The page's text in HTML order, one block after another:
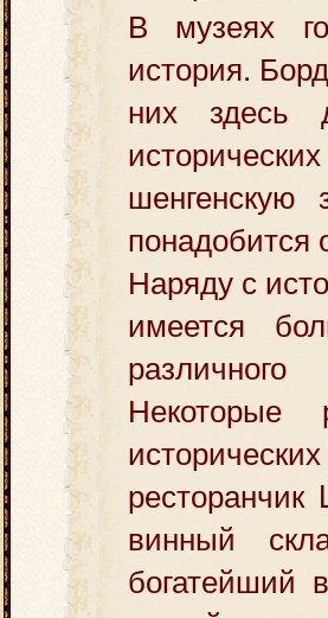
В музеях
история.
них здесь
шенгенскую
Наряду с
имеется
Некоторые
винный
богатейший